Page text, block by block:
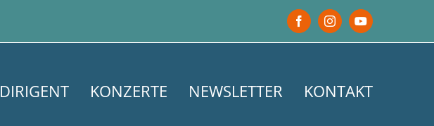
FacebookInstagramYouTube
DIRIGENT KONZERTE NEWSLETTER KONTAKT